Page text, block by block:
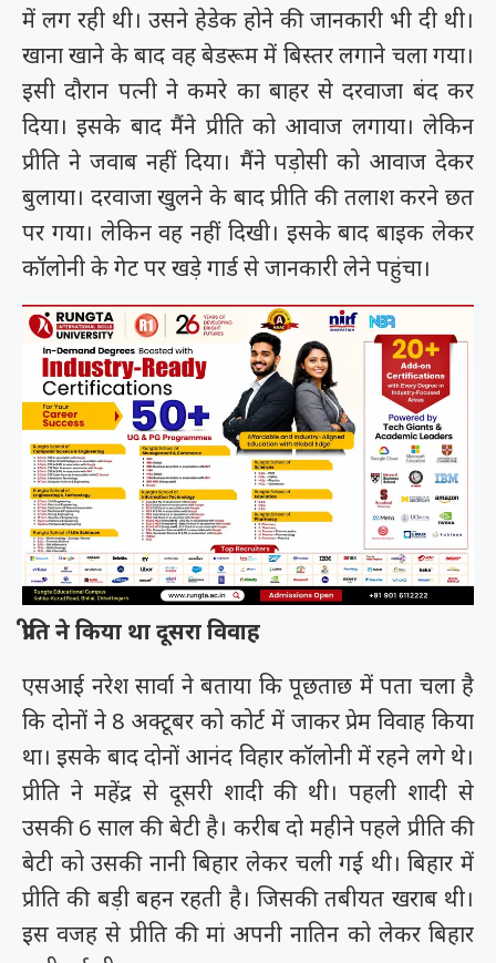
में लग रही थी। उसने हेडेक होने की जानकारी भी दी थी।
खाना खाने के बाद वह बेडरूम में बिस्तर लगाने चला गया।
इसी दौरान पत्नी ने कमरे का बाहर से दरवाजा बंद कर
दिया। इसके बाद मैंने प्रीति को आवाज लगाया। लेकिन
प्रीति ने जवाब नहीं दिया। मैंने पड़ोसी को आवाज देकर
बुलाया। दरवाजा खुलने के बाद प्रीति की तलाश करने छत
पर गया। लेकिन वह नहीं दिखी। इसके बाद बाइक लेकर
कॉलोनी के गेट पर खड़े गार्ड से जानकारी लेने पहुंचा।
प्रीति ने किया था दूसरा विवाह
एसआई नरेश सार्वा ने बताया कि पूछताछ में पता चला है
कि दोनों ने 8 अक्टूबर को कोर्ट में जाकर प्रेम विवाह किया
था। इसके बाद दोनों आनंद विहार कॉलोनी में रहने लगे थे।
प्रीति ने महेंद्र से दूसरी शादी की थी। पहली शादी से
उसकी 6 साल की बेटी है। करीब दो महीने पहले प्रीति की
बेटी को उसकी नानी बिहार लेकर चली गई थी। बिहार में
प्रीति की बड़ी बहन रहती है। जिसकी तबीयत खराब थी।
इस वजह से प्रीति की मां अपनी नातिन को लेकर बिहार